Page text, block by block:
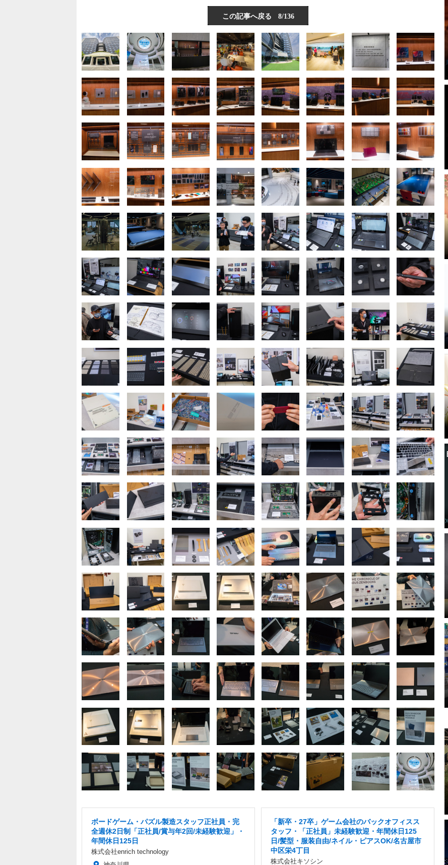
この記事へ戻る 8/136
ボードゲーム・パズル製造スタッフ正社員・完
全週休2日制「正社員/賞与年2回/未経験歓迎」・
年間休日125日
株式会社enrich technology
「新卒・27卒」ゲーム会社のバックオフィスス
タッフ・「正社員」未経験歓迎・年間休日125
日/髪型・服装自由/ネイル・ピアスOK/名古屋市
中区栄4丁目
株式会社キソシン